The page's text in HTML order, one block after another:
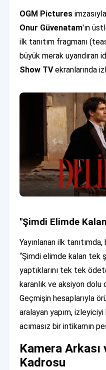
OGM Pictures
Onur Güvenatam'ın
ilk tanıtım fragmanı
büyük merak uyandıran
Show TVekranlarında
"Şimdi Elimde
Yayınlanan ilk
“Şimdi elimde kalan tek
yaptıklarını tek tek
karanlık ve aksiyon dolu
Geçmişin hesaplarıyla
aralayan yapım,
acımasız bir intikamın
Kamera Arkası
Kadrosu